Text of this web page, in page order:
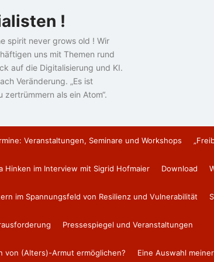
!
spirit never grows old ! Wir
uns mit Themen rund
auf die Digitalisierung und KI.
Veränderung. „Es ist
als ein Atom“.
Veranstaltungen, Seminare und Workshops
Hinken im Interview mit Sigrid Hofmaier Download
im Spannungsfeld von Resilienz und Vulnerabilität
Pressespiegel und Veranstaltungen
von (Alters)-Armut ermöglichen? Eine Auswahl